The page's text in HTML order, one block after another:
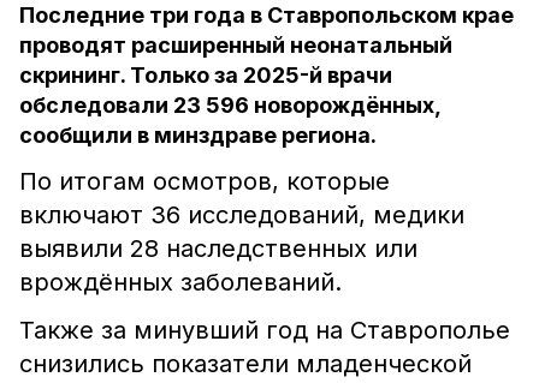
Последние три года в Ставропольском крае
проводят расширенный неонатальный
скрининг. Только за 2025-й врачи
обследовали 23 596 новорождённых,
сообщили в минздраве региона.
По итогам осмотров, которые
включают 36 исследований, медики
выявили 28 наследственных или
врождённых заболеваний.
Также за минувший год на Ставрополье
снизились показатели младенческой